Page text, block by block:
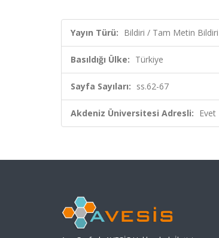
Yayın Türü: Bildiri / Tam Metin Bildiri
Basıldığı Ülke: Türkiye
Sayfa Sayıları: ss.62-67
Akdeniz Üniversitesi Adresli: Evet